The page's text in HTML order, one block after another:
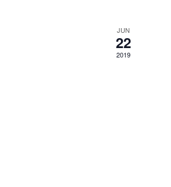
JUN
22
2019